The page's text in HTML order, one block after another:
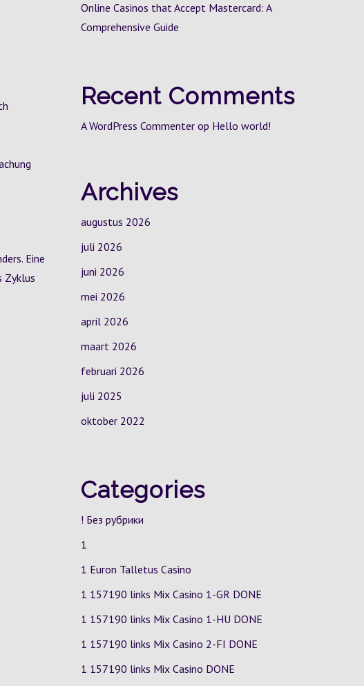
Eine
Zyklus
Online Casinos that Accept Mastercard: A
Comprehensive Guide
Recent Comments
A WordPress Commenterop Hello world!
Archives
augustus 2026
juli 2026
juni 2026
mei 2026
april 2026
maart 2026
februari 2026
juli 2025
oktober 2022
Categories
! Без рубрики
1
1 Euron Talletus Casino
1 157190 links Mix Casino 1-GR DONE
1 157190 links Mix Casino 1-HU DONE
1 157190 links Mix Casino 2-FI DONE
1 157190 links Mix Casino DONE